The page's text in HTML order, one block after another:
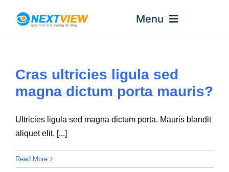
Menu
Giới Thiệu
Dịch Vụ
Case Study
Cras ultricies ligula sed
magna dictum porta mauris?
Ultricies ligula sed magna dictum porta. Mauris blandit
aliquet elit, [...]
Read More